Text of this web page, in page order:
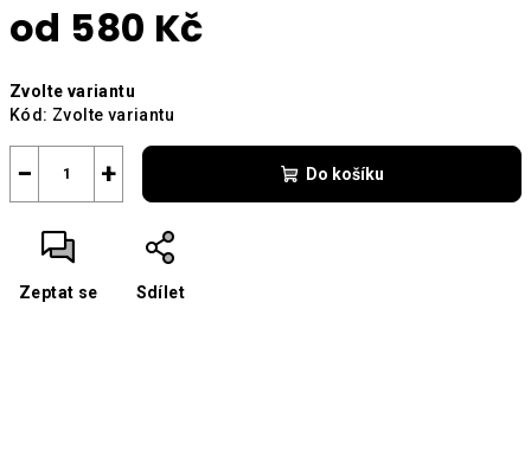
od 580 Kč
cena:
Zvolte variantu
Kód: Zvolte variantu
+
− Do košíku
Zeptat se Sdílet